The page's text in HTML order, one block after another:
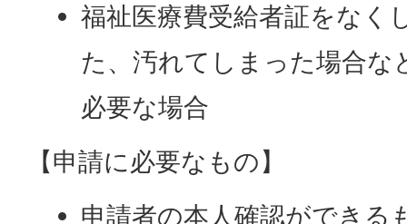
福祉医療費受給者証をなく
た、汚れてしまった場合な
必要な場合
【申請に必要なもの】
申請者の本人確認ができる